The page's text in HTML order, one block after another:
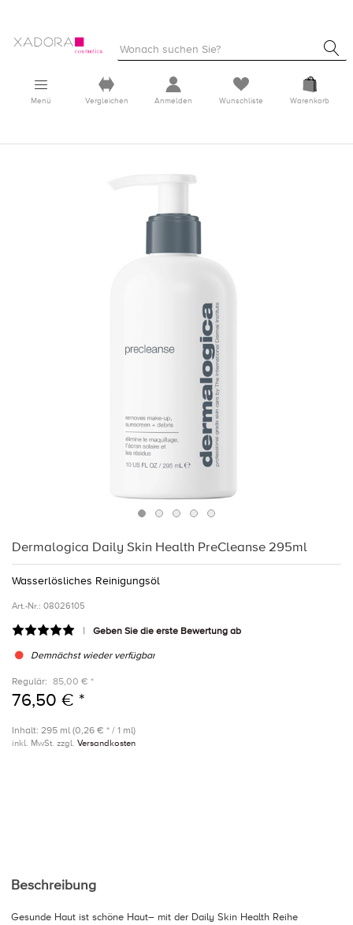
Menü Vergleichen Anmelden Wunschliste Warenkorb
Dermalogica Daily Skin Health PreCleanse 295ml
Wasserlösliches Reinigungsöl
Art.-Nr.: 08026105
Geben Sie die erste Bewertung ab
Demnächst wieder verfügbar
Regulär: 85,00 € *
76,50 € *
Inhalt: 295 ml (0,26 € * / 1 ml)
inkl. MwSt. zzgl. Versandkosten
Beschreibung
Gesunde Haut ist schöne Haut– mit der Daily Skin Health Reihe